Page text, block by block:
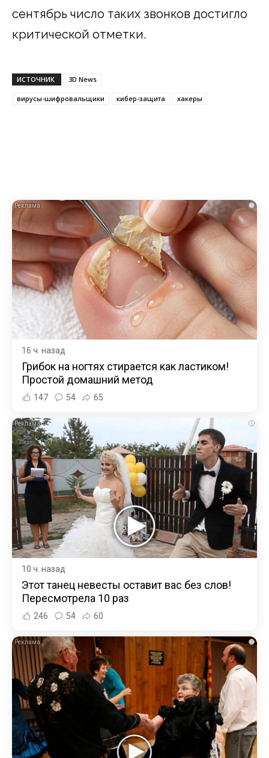
сентябрь число таких звонков достигло
критической отметки.
ИСТОЧНИК 3D News
вирусы-шифровальщики кибер-защита хакеры
i
16 ч. назад
Грибок на ногтях стирается как ластиком!
Простой домашний метод
147 54 65
i
10 ч. назад
Этот танец невесты оставит вас без слов!
Пересмотрела 10 раз
246 54 60
i